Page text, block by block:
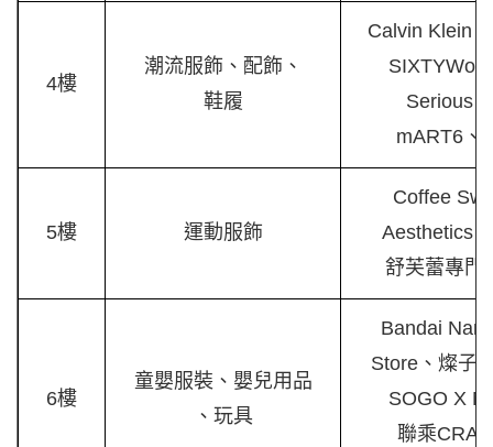
4樓
潮流服飾、配飾、
鞋履
Calvin Klein
Serious
mART6、
5樓 運動服飾
Coffee
Aesthetics
舒芙蕾專門
6樓
童嬰服裝、嬰兒用品
、玩具
Bandai
Store、燦子
SOGO X
聯乘